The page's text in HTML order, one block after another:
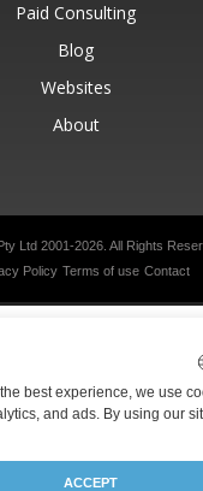
Paid Consulting
Blog
Websites
About
Ltd 2001-2026. All Rights
Policy Terms of use Contact
best experience, we use
and ads. By using our
ACCEPT